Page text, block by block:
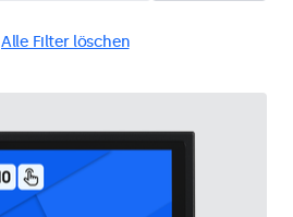
Alle Filter löschen